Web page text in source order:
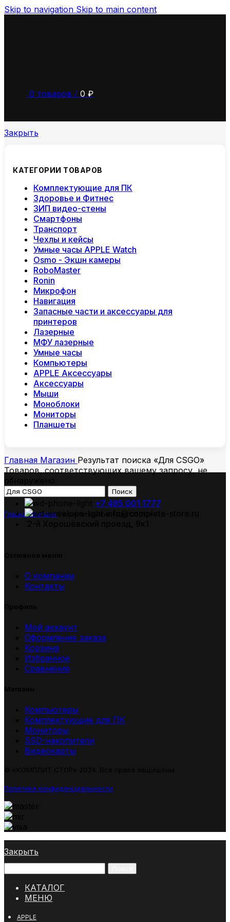
Skip to navigation Skip to main content
0 товаров / 0 ₽
Закрыть
КАТЕГОРИИ ТОВАРОВ
Комплектующие для ПК
Здоровье и Фитнес
ЗИП видео-стены
Смартфоны
Транспорт
Чехлы и кейсы
Умные часы APPLE Watch
Osmo - Экшн камеры
RoboMaster
Ronin
Микрофон
Навигация
Запасные части и аксессуары для
принтеров
Лазерные
МФУ лазерные
Умные часы
Компьютеры
APPLE Аксессуары
Аксессуары
Мыши
Моноблоки
Мониторы
Планшеты
Главная Магазин Результат поиска «Для СSGO»
Товаров, соответствующих вашему запросу, не
Поиск
ГлавнаяМагазин
+7 495 001 1777
О компании
Контакты
Мой аккаунт
Оформление заказа
Корзина
Избранное
Сравнение
Компьютеры
Комплектующие для ПК
Мониторы
SSD-накопители
Видеокарты
Политика конфиденциальности
Закрыть
КАТАЛОГ
МЕНЮ
APPLE